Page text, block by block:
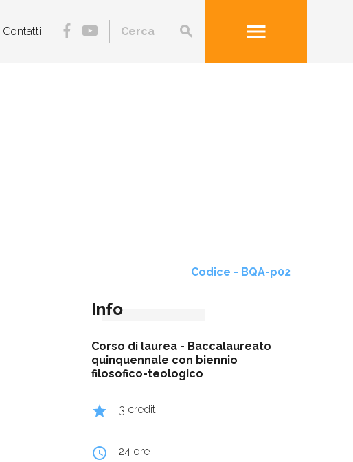
Contatti search menu
Codice - BQA-p02
Info
Corso di laurea - Baccalaureato
quinquennale con biennio
filosofico-teologico
grade 3 crediti
query_builder 24 ore